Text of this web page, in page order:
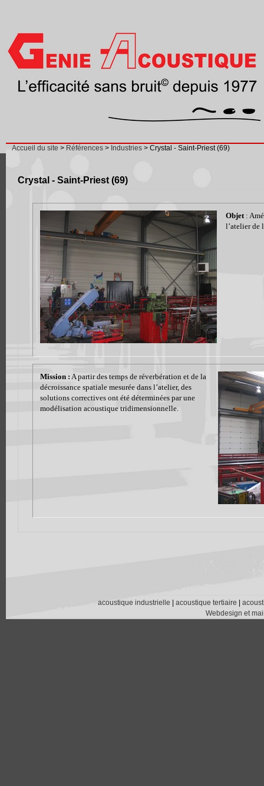
Accueil du site > Références > Industries > Crystal - Saint-Priest (69)
Crystal - Saint-Priest (69)
Objet:
l’atelier de
Mission : A partir des temps de réverbération et de la
décroissance spatiale mesurée dans l’atelier, des
solutions correctives ont été déterminées par une
modélisation acoustique tridimensionnelle.
acoustique industrielle acoustique tertiaire
Webdesign et